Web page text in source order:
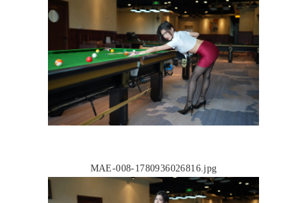
MAE-008-1780936026816.jpg